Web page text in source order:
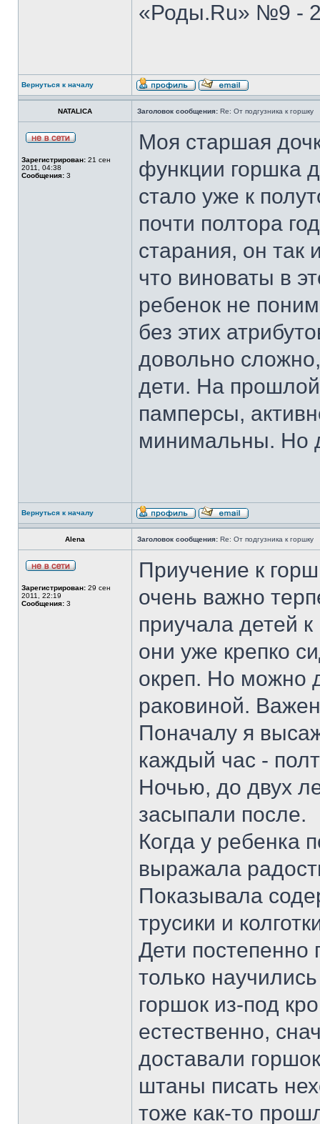
«Роды.Ru» №9 -
Вернуться к началу
NATALICA Заголовок сообщения: Re: От подгузника к горшку
Зарегистрирован: 21 сен
2011, 04:38
Сообщения: 3
Моя старшая
функции горшка
стало уже к
почти полтора
старания, он так
что виноваты в
ребенок не
без этих
довольно
дети. На
памперсы,
минимальны. Но
Вернуться к началу
Alena Заголовок сообщения: Re: От подгузника к горшку
Зарегистрирован: 29 сен
2011, 22:19
Сообщения: 3
Приучение к
очень важно
приучала детей
они уже крепко
окреп. Но можно
раковиной.
Поначалу я
каждый час -
Ночью, до двух
засыпали после.
Когда у ребенка
выражала
Показывала
трусики и
Дети постепенно
только
горшок из-под
естественно,
доставали
штаны писать
тоже как-то